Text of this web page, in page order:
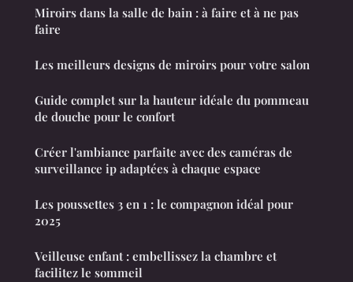
Miroirs dans la salle de bain : à faire et à ne pas
faire
Les meilleurs designs de miroirs pour votre salon
Guide complet sur la hauteur idéale du pommeau
de douche pour le confort
Créer l'ambiance parfaite avec des caméras de
surveillance ip adaptées à chaque espace
Les poussettes 3 en 1 : le compagnon idéal pour
2025
Veilleuse enfant : embellissez la chambre et
facilitez le sommeil